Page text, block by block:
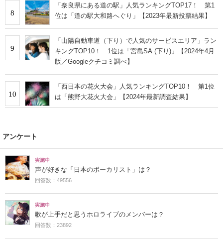
8
「奈良県にある道の駅」人気ランキングTOP17！ 第1
位は「道の駅大和路へぐり」【2023年最新投票結果】
9
「山陽自動車道（下り）で人気のサービスエリア」ラン
キングTOP10！ 1位は「宮島SA (下り)」【2024年4月
版／Googleクチコミ調べ】
10
「西日本の花火大会」人気ランキングTOP10！ 第1位
は「熊野大花火大会」【2024年最新調査結果】
アンケート
実施中
声が好きな「日本のボーカリスト」は？
回答数：49556
実施中
歌が上手だと思うホロライブのメンバーは？
回答数：23892